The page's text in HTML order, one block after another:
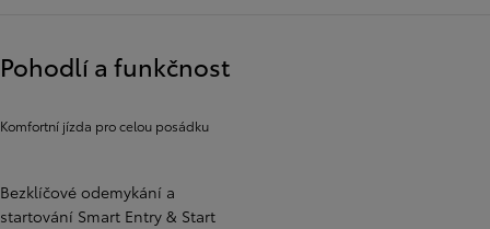
Pohodlí a funkčnost
Komfortní jízda pro celou posádku
Bezklíčové odemykání a
startování Smart Entry & Start